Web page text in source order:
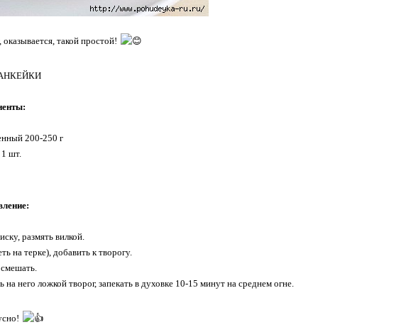
такой простой!
200-250 г
1 шт.
размять вилкой.
на терке), добавить к творогу.
него ложкой творог, запекать в духовке 10-15 минут на среднем огне.